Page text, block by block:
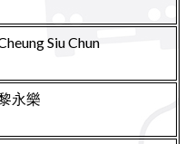
Siu Chun
永樂